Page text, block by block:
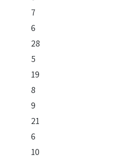
7
6
28
5
19
8
9
21
6
10